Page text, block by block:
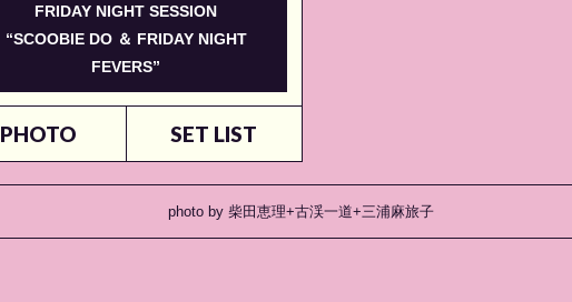
FRIDAY NIGHT SESSION
“SCOOBIE DO ＆ FRIDAY NIGHT
FEVERS”
PHOTO SET LIST
photo by 柴田恵理+古渓一道+三浦麻旅子